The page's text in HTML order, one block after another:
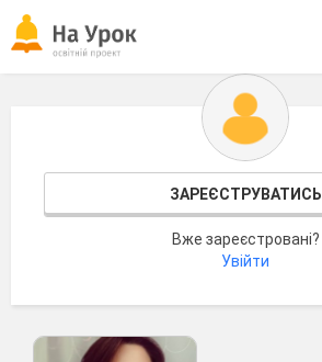
ЗАРЕЄСТРУВАТИСЬ
Вже зареєстровані?
Увійти